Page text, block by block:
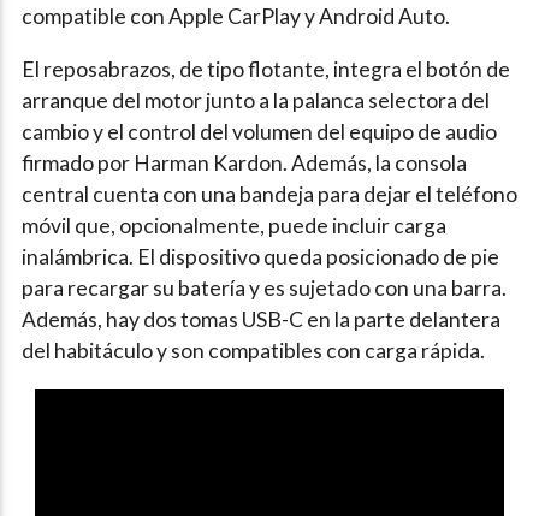
compatible con Apple CarPlay y Android Auto.
El reposabrazos, de tipo flotante, integra el botón de
arranque del motor junto a la palanca selectora del
cambio y el control del volumen del equipo de audio
firmado por Harman Kardon. Además, la consola
central cuenta con una bandeja para dejar el teléfono
móvil que, opcionalmente, puede incluir carga
inalámbrica. El dispositivo queda posicionado de pie
para recargar su batería y es sujetado con una barra.
Además, hay dos tomas USB-C en la parte delantera
del habitáculo y son compatibles con carga rápida.